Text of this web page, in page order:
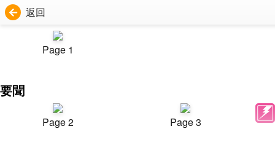
返回
Page 1
要聞
Page 2 Page 3